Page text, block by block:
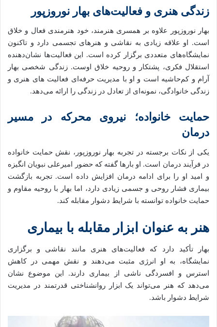
زندگی هنری و فعالیت‌های بهار نوروزپور
بهار نوروزپور علاوه بر همسری هنرمند، خود هنرمندی فعال و خلاق
است. او علاقه زیادی به نقاشی و هنرهای تجسمی دارد و تاکنون
نمایشگاه‌های متعددی برگزار کرده است. این فعالیت‌ها نشان‌دهنده
استقلال فکری، پشتکار و روحیه خلاق اوست. زندگی شخصی بهار
آرام و کم‌حاشیه است و او با مدیریت حرفه‌ای فعالیت‌ های هنری و
زندگی خانوادگی، نمونه‌ای از تعادل در زندگی را ارائه می‌دهد.
حمایت خانواده؛ نیروی محرکه در مسیر
درمان
یکی از نکات برجسته در تجربه بهار نوروزپور، نقش حمایت خانواده
در فرآیند درمان است. او بارها گفته‌ که حضور امیرعلی نبویان انگیزه
و امید او را برای ادامه درمان افزایش داده است. تجربه بازگشت
بیماری فشار روحی و جسمی زیادی دارد، اما بهار با روحیه مقاوم و
حمایت خانواده توانسته با شرایط دشوار مقابله کند.
هنر به عنوان ابزار مقابله با بیماری
بهار تأکید دارد که فعالیت‌های هنری مانند نقاشی و برگزاری
نمایشگاه، به او انرژی مثبت می‌دهند و نقش مهمی در کاهش
استرس و افسردگی ناشی از بیماری دارند. این موضوع نشان
می‌دهد که هنر می‌تواند یک ابزار روانشناختی قدرتمند در مدیریت
شرایط دشوار باشد.